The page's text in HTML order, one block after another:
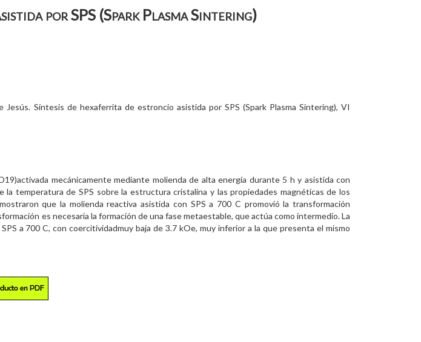
por SPS (Spark Plasma Sintering)
Jesús. Síntesis de hexaferrita de estroncio asistida por SPS (Spark Plasma Sintering), VI
mecánicamente mediante molienda de alta energía durante 5 h y asistida con
temperatura de SPS sobre la estructura cristalina y las propiedades magnéticas de los
que la molienda reactiva asistida con SPS a 700 C promovió la transformación
es necesaria la formación de una fase metaestable, que actúa como intermedio. La
a 700 C, con coercitividadmuy baja de 3.7 kOe, muy inferior a la que presenta el mismo